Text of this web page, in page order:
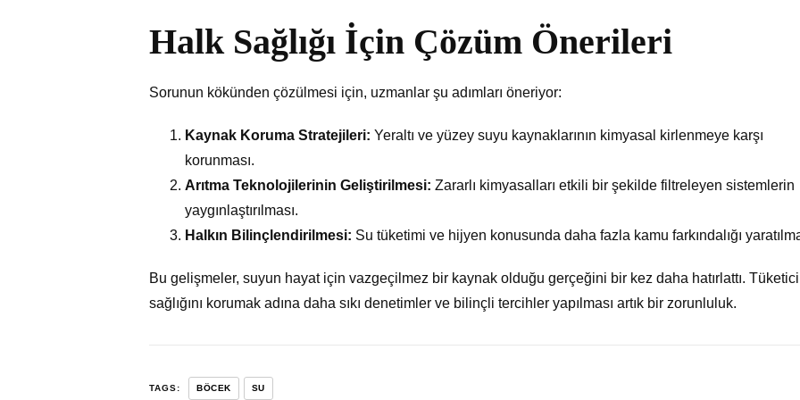
Halk Sağlığı İçin Çözüm Önerileri
Sorunun kökünden çözülmesi için, uzmanlar şu adımları öneriyor:
Kaynak Koruma Stratejileri: Yeraltı ve yüzey suyu kaynaklarının kimyasal kirlenmeye karşı
korunması.
Arıtma Teknolojilerinin Geliştirilmesi: Zararlı kimyasalları etkili bir şekilde filtreleyen sistemlerin
yaygınlaştırılması.
Halkın Bilinçlendirilmesi: Su tüketimi ve hijyen konusunda daha fazla kamu farkındalığı
Bu gelişmeler, suyun hayat için vazgeçilmez bir kaynak olduğu gerçeğini bir kez daha hatırlattı.
sağlığını korumak adına daha sıkı denetimler ve bilinçli tercihler yapılması artık bir zorunluluk.
TAGS: BÖCEK SU